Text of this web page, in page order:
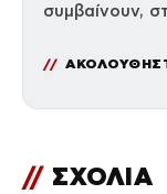
συμβαίνουν,
// ΣΧΟΛΙΑ